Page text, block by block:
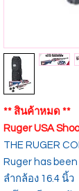
** สินค้าหมด **
Ruger USA
THE RUGER
Ruger has
ลำกล้อง 16.4 นิ้ว